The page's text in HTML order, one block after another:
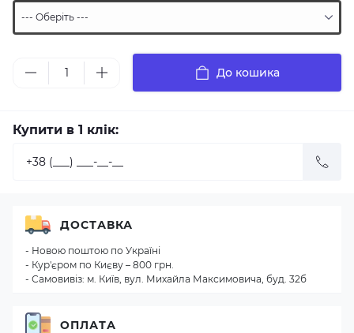
До кошика
Купити в 1 клік:
ДОСТАВКА
- Новою поштою по Україні
- Кур'єром по Києву – 800 грн.
- Самовивіз: м. Київ, вул. Михайла Максимовича, буд. 32б
ОПЛАТА